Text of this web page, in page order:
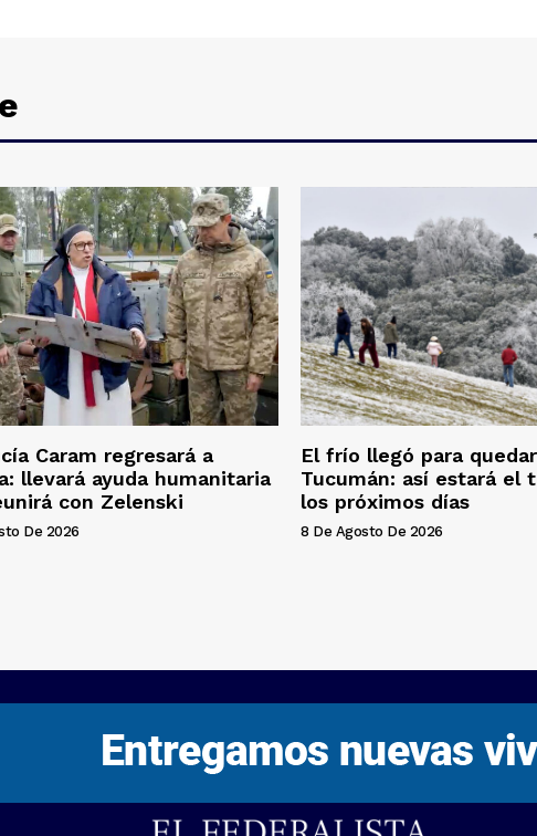
Caram regresará a
llevará ayuda humanitaria
con Zelenski
De 2026
El frío llegó para
Tucumán: así estará el
los próximos días
8 De Agosto De 2026